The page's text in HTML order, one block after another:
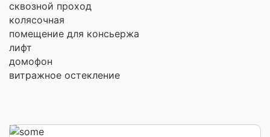
сквозной проход
колясочная
помещение для консьержа
лифт
домофон
витражное остекление